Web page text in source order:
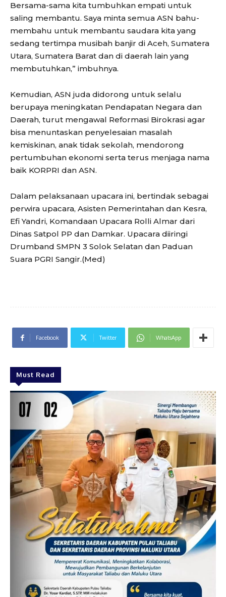
Bersama-sama kita tumbuhkan empati untuk
saling membantu. Saya minta semua ASN bahu-
membahu untuk membantu saudara kita yang
sedang tertimpa musibah banjir di Aceh, Sumatera
Utara, Sumatera Barat dan di daerah lain yang
membutuhkan,” imbuhnya.
Kemudian, ASN juda didorong untuk selalu
berupaya meningkatan Pendapatan Negara dan
Daerah, turut mengawal Reformasi Birokrasi agar
bisa menuntaskan penyelesaian masalah
kemiskinan, anak tidak sekolah, mendorong
pertumbuhan ekonomi serta terus menjaga nama
baik KORPRI dan ASN.
Dalam pelaksanaan upacara ini, bertindak sebagai
perwira upacara, Asisten Pemerintahan dan Kesra,
Efi Yandri, Komandaan Upacara Rolli Almar dari
Dinas Satpol PP dan Damkar. Upacara diiringi
Drumband SMPN 3 Solok Selatan dan Paduan
Suara PGRI Sangir.(Med)
Facebook Twitter WhatsApp
Must Read